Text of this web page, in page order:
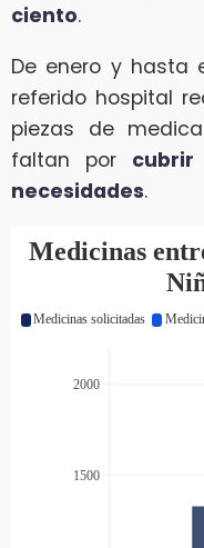
ciento.
De enero y hasta
referido hospital
piezas de
faltan por
necesidades.